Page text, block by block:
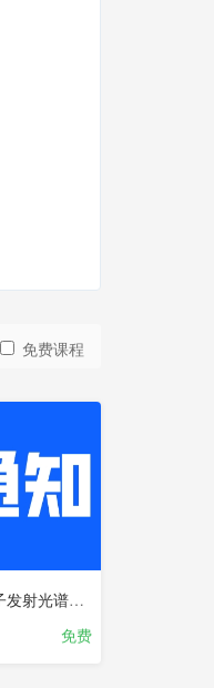
免费课程
关于举办2023年“火花源原子发射光谱分析技术、 固体无机材料中碳硫分析技术”培训班的通知
免费